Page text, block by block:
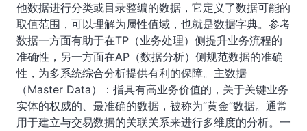
他数据进行分类或目录整编的数据，它定义了数据可能的
取值范围，可以理解为属性值域，也就是数据字典。参考
数据一方面有助于在TP（业务处理）侧提升业务流程的
准确性，另一方面在AP（数据分析）侧规范数据的准确
性，为多系统综合分析提供有利的保障。主数据
（Master Data）：指具有高业务价值的，关于关键业务
实体的权威的、最准确的数据，被称为“黄金”数据。通常
用于建立与交易数据的关联关系来进行多维度的分析。一